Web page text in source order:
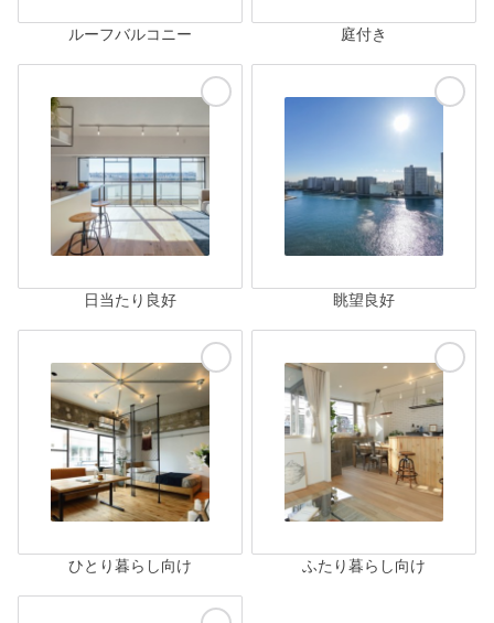
ルーフバルコニー 庭付き
日当たり良好 眺望良好
ひとり暮らし向け ふたり暮らし向け